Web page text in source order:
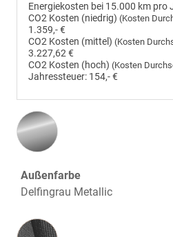
Energiekosten bei 15.000 km pro
CO2 Kosten (niedrig) (Kosten
1.359,- €
CO2 Kosten (mittel) (Kosten
3.227,62 €
CO2 Kosten (hoch) (Kosten
Jahressteuer: 154,- €
Außenfarbe
Delfingrau Metallic
Innenausstattung